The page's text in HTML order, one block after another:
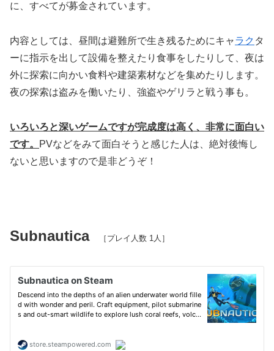
に、すべてが募金されています。
内容としては、昼間は避難所で生き残るためにキャラク タ
ーに指示を出して設備を整えたり食事をしたりして、夜は
外に探索に向かい食料や建築素材などを集めたりします。
夜の探索は盗みを働いたり、強盗やゲリラと戦う事も。
いろいろと深いゲームですが完成度は高く、非常に面白い
です。
PVなどをみて面白そうと感じた人は、絶対後悔し
ないと思いますので是非どうぞ！
Subnautica ［プレイ人数 1人］